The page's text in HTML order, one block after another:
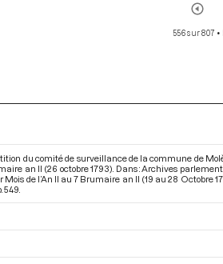
556 sur 807 •
du comité de surveillance de la commune de
an II (26 octobre 1793). Dans : Archives
de l’An II au 7 Brumaire an II (19 au 28 Octobre
549.